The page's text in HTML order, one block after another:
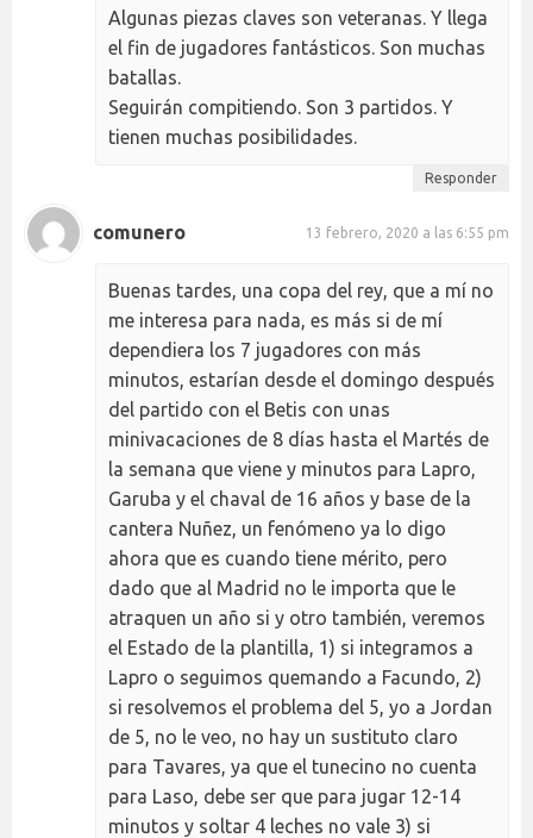
Algunas piezas claves son veteranas. Y llega
el fin de jugadores fantásticos. Son muchas
batallas.
Seguirán compitiendo. Son 3 partidos. Y
tienen muchas posibilidades.
Responder
comunero 13 febrero, 2020 a las 6:55 pm
Buenas tardes, una copa del rey, que a mí no
me interesa para nada, es más si de mí
dependiera los 7 jugadores con más
minutos, estarían desde el domingo después
del partido con el Betis con unas
minivacaciones de 8 días hasta el Martés de
la semana que viene y minutos para Lapro,
Garuba y el chaval de 16 años y base de la
cantera Nuñez, un fenómeno ya lo digo
ahora que es cuando tiene mérito, pero
dado que al Madrid no le importa que le
atraquen un año si y otro también, veremos
el Estado de la plantilla, 1) si integramos a
Lapro o seguimos quemando a Facundo, 2)
si resolvemos el problema del 5, yo a Jordan
de 5, no le veo, no hay un sustituto claro
para Tavares, ya que el tunecino no cuenta
para Laso, debe ser que para jugar 12-14
minutos y soltar 4 leches no vale 3) si